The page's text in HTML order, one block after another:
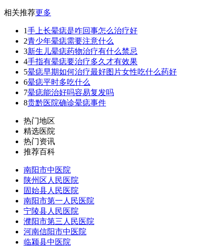
相关推荐更多
1手上长晕痣是咋回事怎么治疗好
2青少年晕痣需要注意什么
3新生儿晕痣药物治疗有什么禁忌
4手指有晕痣要治疗多久才有效果
5晕痣早期如何治疗最好图片女性吃什么药好
6晕痣平时多吃什么
7晕痣能治好吗容易复发吗
8贵黔医院确诊晕痣事件
热门地区
精选医院
热门资讯
推荐百科
南阳市中医院
陕州区人民医院
固始县人民医院
南阳市第一人民医院
宁陵县人民医院
濮阳市第三人民医院
河南信阳市中医院
临颍县中医院